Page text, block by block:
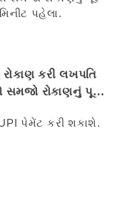
કરી લખપતિ
રોકાણનું પૂરું